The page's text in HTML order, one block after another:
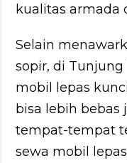
kualitas armada
Selain
sopir, di
mobil lepas
bisa lebih
tempat-tempat
sewa mobil